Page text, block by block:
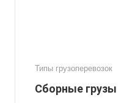
Типы грузоперевозок
Сборные грузы